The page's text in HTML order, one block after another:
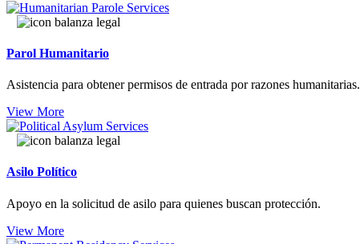
Parol Humanitario
Asistencia para obtener permisos de entrada por razones humanitarias.
View More
Asilo Político
Apoyo en la solicitud de asilo para quienes buscan protección.
View More